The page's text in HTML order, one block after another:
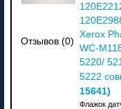
Отзывов (0)
Xerox
WC-
5220/
5222
15641)
Флажок